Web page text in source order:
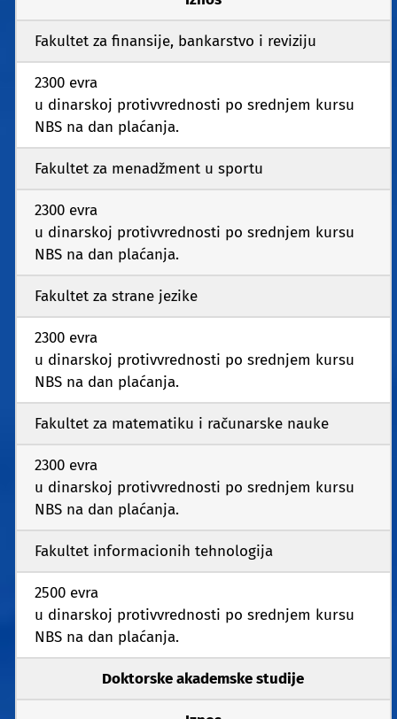
Fakultet za finansije, bankarstvo i reviziju
2300 evra
u dinarskoj protivvrednosti po srednjem kursu
NBS na dan plaćanja.
Fakultet za menadžment u sportu
2300 evra
u dinarskoj protivvrednosti po srednjem kursu
NBS na dan plaćanja.
Fakultet za strane jezike
2300 evra
u dinarskoj protivvrednosti po srednjem kursu
NBS na dan plaćanja.
Fakultet za matematiku i računarske nauke
2300 evra
u dinarskoj protivvrednosti po srednjem kursu
NBS na dan plaćanja.
Fakultet informacionih tehnologija
2500 evra
u dinarskoj protivvrednosti po srednjem kursu
NBS na dan plaćanja.
Doktorske akademske studije